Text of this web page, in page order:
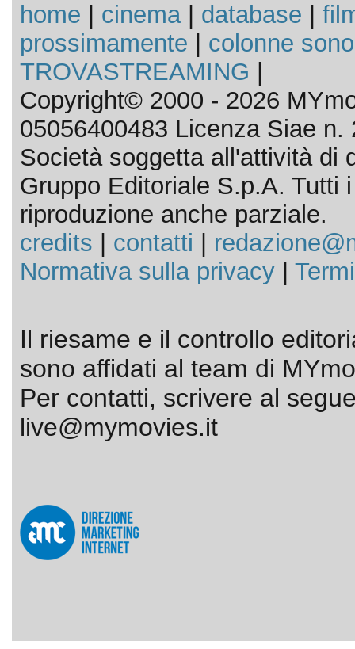
home cinema| database
prossimamente
colonne
TROVASTREAMING
Copyright© 2000 - 2026
05056400483 Licenza Siae n.
Società soggetta all'attività di
Gruppo Editoriale S.p.A. Tutti
riproduzione anche parziale.
credits
contatti
Normativa sulla privacy|
Il riesame e il controllo
sono affidati al team di
Per contatti, scrivere al
live@mymovies.it